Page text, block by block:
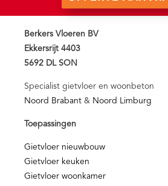
Berkers Vloeren BV
Ekkersrijt 4403
5692 DL SON
Specialist gietvloer en woonbeton
Noord Brabant & Noord Limburg
Toepassingen
Gietvloer nieuwbouw
Gietvloer keuken
Gietvloer woonkamer